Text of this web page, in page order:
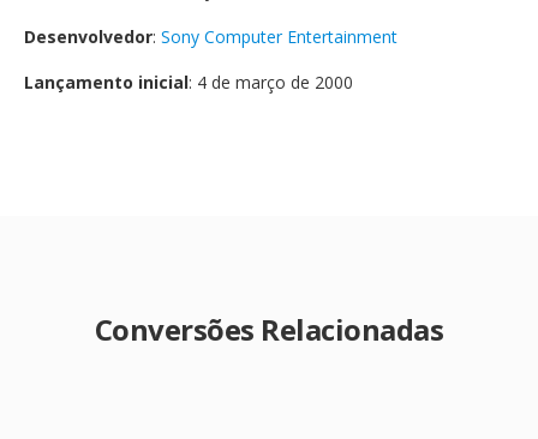
Desenvolvedor: Sony Computer Entertainment
Lançamento inicial: 4 de março de 2000
Conversões Relacionadas